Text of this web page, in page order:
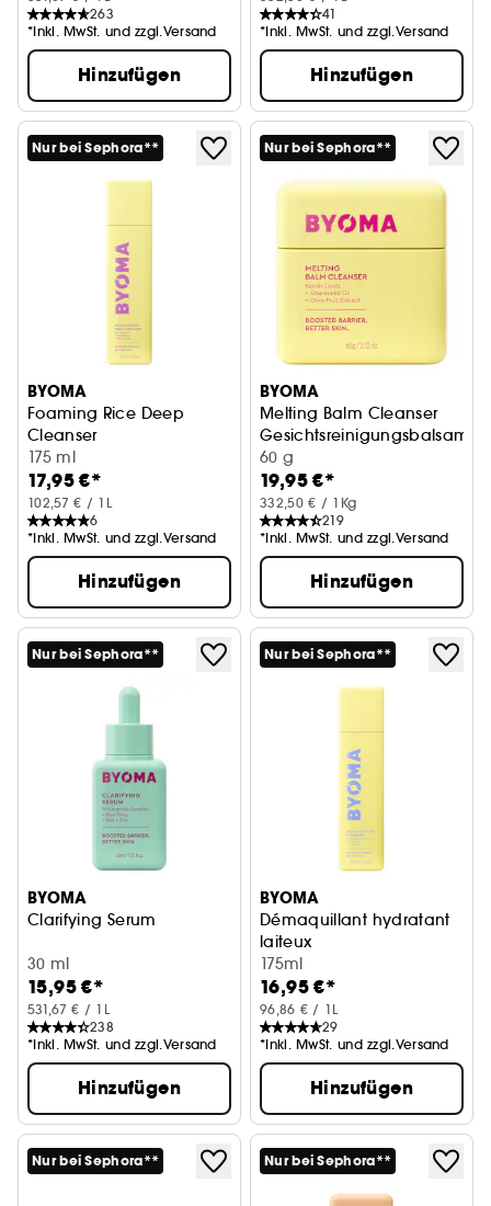
263
*Inkl. MwSt. und zzgl.Versand
Hinzufügen
41
*Inkl. MwSt. und zzgl.Versand
Hinzufügen
Nur bei Sephora**
BYOMA
Foaming Rice Deep
Cleanser
Reinigungsschaum für das Gesicht
175 ml
17,95 €*
102,57 € / 1L
6
*Inkl. MwSt. und zzgl.Versand
Hinzufügen
Nur bei Sephora**
BYOMA
Melting Balm Cleanser
Gesichtsreinigungsbalsam
60 g
19,95 €*
332,50 € / 1Kg
219
*Inkl. MwSt. und zzgl.Versand
Hinzufügen
Nur bei Sephora**
BYOMA
Clarifying Serum
30 ml
15,95 €*
531,67 € / 1L
238
*Inkl. MwSt. und zzgl.Versand
Hinzufügen
Nur bei Sephora**
BYOMA
Démaquillant hydratant
laiteux
Beruhigender Make-up-
175ml
16,95 €*
96,86 € / 1L
29
*Inkl. MwSt. und zzgl.Versand
Hinzufügen
Nur bei Sephora** Nur bei Sephora**